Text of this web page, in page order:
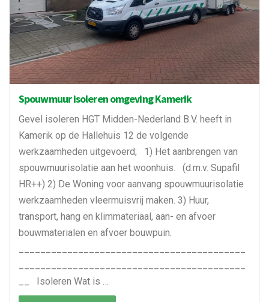
Spouwmuur isoleren omgeving Kamerik
Gevel isoleren HGT Midden-Nederland B.V. heeft in
Kamerik op de Hallehuis 12 de volgende
werkzaamheden uitgevoerd; 1) Het aanbrengen van
spouwmuurisolatie aan het woonhuis. (d.m.v. Supafil
HR++) 2) De Woning voor aanvang spouwmuurisolatie
werkzaamheden vleermuisvrij maken. 3) Huur,
transport, hang en klimmateriaal, aan- en afvoer
bouwmaterialen en afvoer bouwpuin.
__ Isoleren Wat is …